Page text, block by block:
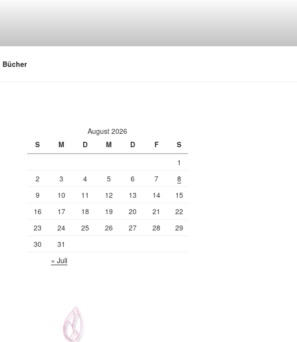
Bücher
August 2026
S
M D M D F
S
1
2
3 4 5 6 7
8
9
10 11 12 13 14
15
16
17 18 19 20 21
22
23
24 25 26 27 28
29
30
31
« Juli